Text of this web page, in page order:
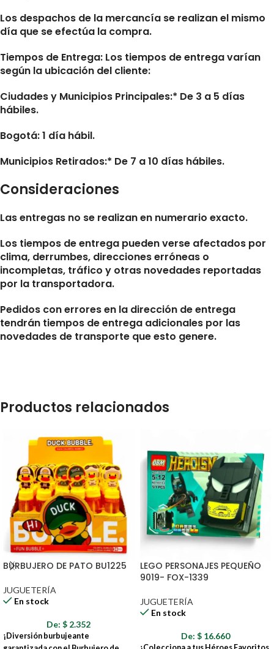
Los despachos de la mercancía se realizan el mismo
día que se efectúa la compra.
Tiempos de Entrega: Los tiempos de entrega varían
según la ubicación del cliente:
Ciudades y Municipios Principales:* De 3 a 5 días
hábiles.
Bogotá: 1 día hábil.
Municipios Retirados:* De 7 a 10 días hábiles.
Consideraciones
Las entregas no se realizan en numerario exacto.
Los tiempos de entrega pueden verse afectados por
clima, derrumbes, direcciones erróneas o
incompletas, tráfico y otras novedades reportadas
por la transportadora.
Pedidos con errores en la dirección de entrega
tendrán tiempos de entrega adicionales por las
novedades de transporte que esto genere.
Productos relacionados
BURBUJERO DE PATO BU1225
JUGUETERÍA
En stock
De: $ 2.352
¡Diversión burbujeante
LEGO PERSONAJES PEQUEÑO
9019- FOX-1339
JUGUETERÍA
En stock
De: $ 16.660